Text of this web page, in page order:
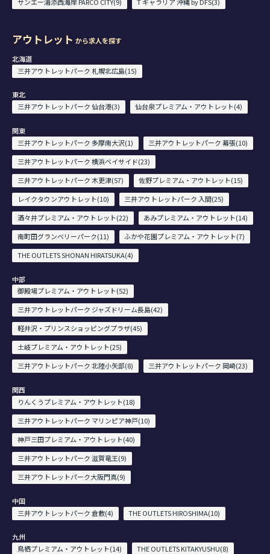
アウトレット から求人を探す
北海道
三井アウトレットパーク 札幌北広島(15)
東北
三井アウトレットパーク 仙台港(3)
仙台泉プレミアム・アウトレット(4)
関東
三井アウトレットパーク 多摩南大沢(1)
三井アウトレットパーク 幕張(10)
三井アウトレットパーク 横浜ベイサイド(23)
三井アウトレットパーク 木更津(57)
佐野プレミアム・アウトレット(15)
レイクタウンアウトレット(10)
三井アウトレットパーク 入間(25)
酒々井プレミアム・アウトレット(22)
あみプレミアム・アウトレット(14)
南町田グランベリーパーク(11)
ふかや花園プレミアム・アウトレット(7)
THE OUTLETS SHONAN HIRATSUKA(4)
中部
御殿場プレミアム・アウトレット(52)
三井アウトレットパーク ジャズドリーム長島(42)
軽井沢・プリンスショッピングプラザ(45)
土岐プレミアム・アウトレット(25)
三井アウトレットパーク 北陸小矢部(8)
三井アウトレットパーク 岡崎(23)
関西
りんくうプレミアム・アウトレット(18)
三井アウトレットパーク マリンピア神戸(10)
神戸三田プレミアム・アウトレット(40)
三井アウトレットパーク 滋賀竜王(9)
三井アウトレットパーク大阪門真(9)
中国
三井アウトレットパーク 倉敷(4)
THE OUTLETS HIROSHIMA(10)
九州
鳥栖プレミアム・アウトレット(14)
THE OUTLETS KITAKYUSHU(8)